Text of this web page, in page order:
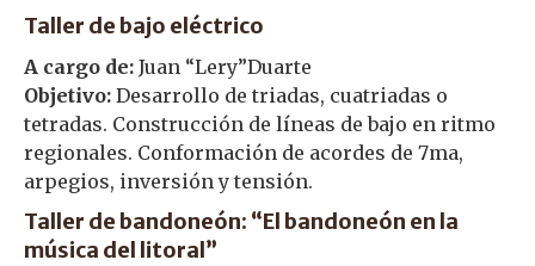
Taller de bajo eléctrico
A cargo de: Juan “Lery”Duarte
Objetivo: Desarrollo de triadas, cuatriadas o
tetradas. Construcción de líneas de bajo en ritmo
regionales. Conformación de acordes de 7ma,
arpegios, inversión y tensión.
Taller de bandoneón: “El bandoneón en la
música del litoral”